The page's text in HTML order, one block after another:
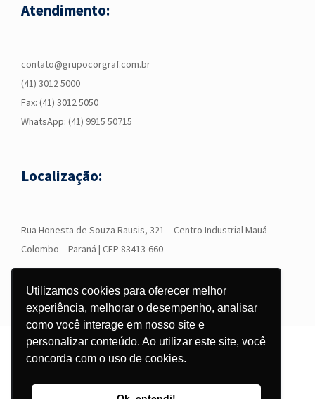
Utilizamos cookies para oferecer melhor
experiência, melhorar o desempenho, analisar
como você interage em nosso site e
personalizar conteúdo. Ao utilizar este site, você
concorda com o uso de cookies.
Atendimento:
contato@grupocorgraf.com.br
(41) 3012 5000
Fax: (41) 3012 5050
WhatsApp: (41) 9915 50715
Localização:
Rua Honesta de Souza Rausis, 321 – Centro Industrial Mauá
Colombo – Paraná | CEP 83413-660
© Copyright
2026 - Grupo Corgraf - Todos os direitos reservados |